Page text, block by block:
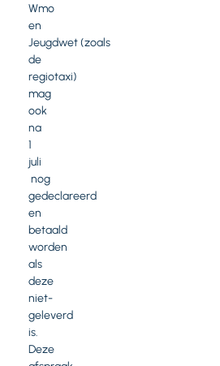
Wmo
en
Jeugdwet (zoals
de
regiotaxi)
mag
ook
na
1
juli
nog
gedeclareerd
en
betaald
worden
als
deze
niet-
geleverd
is.
Deze